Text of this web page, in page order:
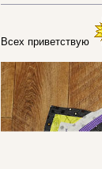
Всех приветствую